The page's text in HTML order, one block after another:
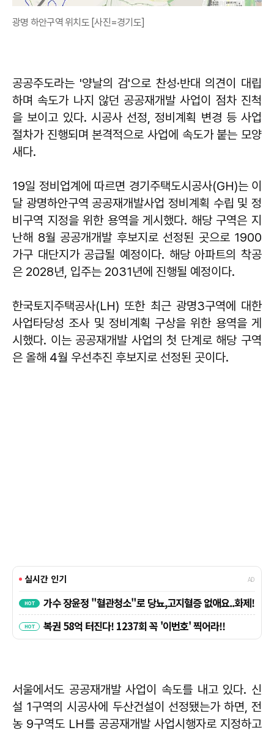
광명 하안구역 위치도 [사진=경기도]
공공주도라는 '양날의 검'으로 찬성·반대 의견이 대립
하며 속도가 나지 않던 공공재개발 사업이 점차 진척
을 보이고 있다. 시공사 선정, 정비계획 변경 등 사업
절차가 진행되며 본격적으로 사업에 속도가 붙는 모양
새다.
19일 정비업계에 따르면 경기주택도시공사(GH)는 이
달 광명하안구역 공공재개발사업 정비계획 수립 및 정
비구역 지정을 위한 용역을 게시했다. 해당 구역은 지
난해 8월 공공개개발 후보지로 선정된 곳으로 1900
가구 대단지가 공급될 예정이다. 해당 아파트의 착공
은 2028년, 입주는 2031년에 진행될 예정이다.
한국토지주택공사(LH) 또한 최근 광명3구역에 대한
사업타당성 조사 및 정비계획 구상을 위한 용역을 게
시했다. 이는 공공재개발 사업의 첫 단계로 해당 구역
은 올해 4월 우선추진 후보지로 선정된 곳이다.
서울에서도 공공재개발 사업이 속도를 내고 있다. 신
설 1구역의 시공사에 두산건설이 선정됐는가 하면, 전
농 9구역도 LH를 공공재개발 사업시행자로 지정하고